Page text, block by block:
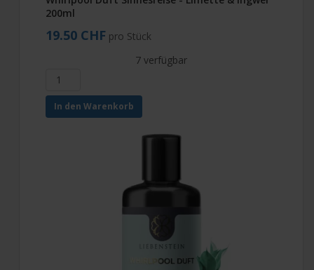
200ml
19.50 CHF pro Stück
7 verfügbar
In den Warenkorb